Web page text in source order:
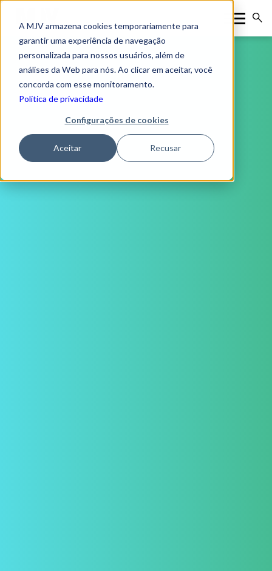
A MJV armazena cookies temporariamente para
garantir uma experiência de navegação
personalizada para nossos usuários, além de
análises da Web para nós. Ao clicar em aceitar, você
concorda com esse monitoramento.
Política de privacidade
Configurações de cookies
Aceitar Recusar